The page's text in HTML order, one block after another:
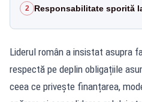
2 Responsabilitate sporită
Liderul român a insistat asupra
respectă pe deplin obligațiile
ceea ce privește finanțarea,